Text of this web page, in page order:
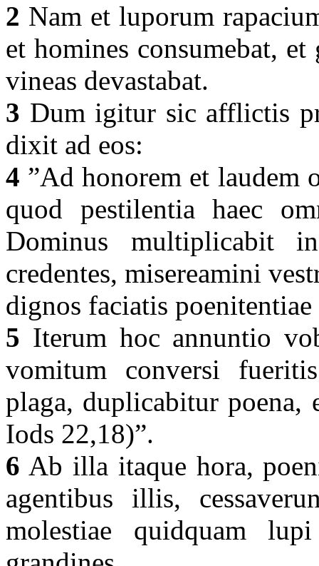
2 Nam et luporum
et homines consumebat, et
vineas devastabat.
3 Dum igitur sic afflictis
dixit ad eos:
4 ”Ad honorem et laudem
quod pestilentia haec
Dominus multiplicabit
credentes, misereamini
dignos faciatis
5 Iterum hoc annuntio
vomitum conversi
plaga, duplicabitur poena,
Iods 22,18)”.
6 Ab illa itaque hora,
agentibus illis,
molestiae quidquam